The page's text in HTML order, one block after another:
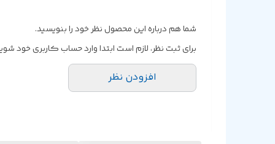
شما هم درباره این محصول نظر خود را بنویسید.
برای ثبت نظر، لازم است ابتدا وارد حساب کاربری خود
افزودن نظر